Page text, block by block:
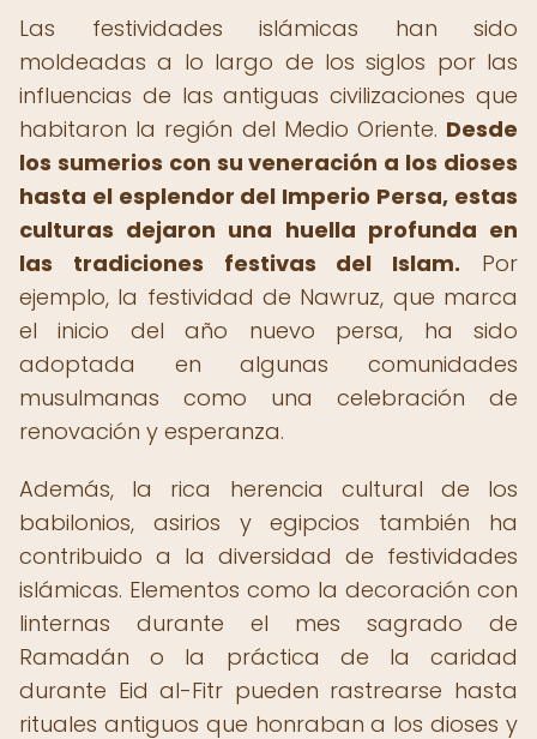
Las festividades islámicas han sido
moldeadas a lo largo de los siglos por las
influencias de las antiguas civilizaciones que
habitaron la región del Medio Oriente. Desde
los sumerios con su veneración a los dioses
hasta el esplendor del Imperio Persa, estas
culturas dejaron una huella profunda en
las tradiciones festivas del Islam. Por
ejemplo, la festividad de Nawruz, que marca
el inicio del año nuevo persa, ha sido
adoptada en algunas comunidades
musulmanas como una celebración de
renovación y esperanza.
Además, la rica herencia cultural de los
babilonios, asirios y egipcios también ha
contribuido a la diversidad de festividades
islámicas. Elementos como la decoración con
linternas durante el mes sagrado de
Ramadán o la práctica de la caridad
durante Eid al-Fitr pueden rastrearse hasta
rituales antiguos que honraban a los dioses y